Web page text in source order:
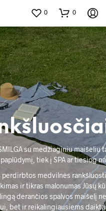
0 0
su medžiaginiu maišeliu
tiek į SPA ar tiesiog
perdirbtos medvilnės
ir tikras malonumas Jūsų
derančios spalvos maišelį
bet ir reikalingiausiems